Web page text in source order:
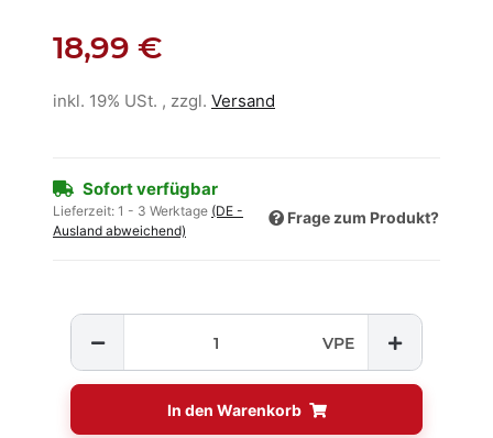
18,99 €
inkl. 19% USt. , zzgl. Versand
Sofort verfügbar
Lieferzeit: 1 - 3 Werktage (DE -
Ausland abweichend)
Frage zum Produkt?
VPE
In den Warenkorb